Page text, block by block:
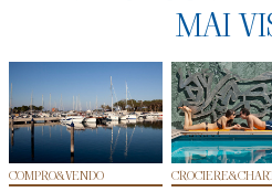
MAI
COMPRO&VENDO